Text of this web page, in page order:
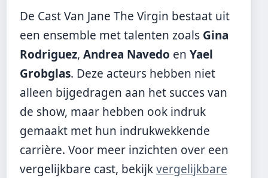
De Cast Van Jane The Virgin bestaat uit
een ensemble met talenten zoals Gina
Rodriguez, Andrea Navedo en Yael
Grobglas. Deze acteurs hebben niet
alleen bijgedragen aan het succes van
de show, maar hebben ook indruk
gemaakt met hun indrukwekkende
carrière. Voor meer inzichten over een
vergelijkbare cast, bekijkvergelijkbare